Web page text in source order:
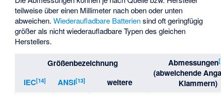
teilweise über einen Millimeter nach oben oder unten
abweichen.Wiederaufladbare Batteriensind oft geringfügig
größer als nicht wiederaufladbare Typen des gleichen
Herstellers.
Größenbezeichnung Abmessungen[
(abweichende
Klammern)
IEC[14] ANSI[13] weitere